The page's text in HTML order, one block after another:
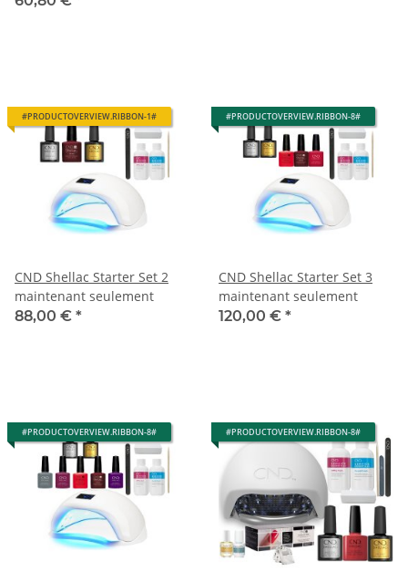
#PRODUCTOVERVIEW.RIBBON-1#
CND Shellac Starter Set 2
maintenant seulement
88,00 € *
#PRODUCTOVERVIEW.RIBBON-8#
CND Shellac Starter Set 3
maintenant seulement
120,00 € *
#PRODUCTOVERVIEW.RIBBON-8# #PRODUCTOVERVIEW.RIBBON-8#